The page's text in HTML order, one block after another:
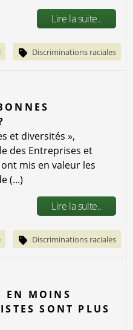
Lire la suite..
Discriminations raciales
et diversités »,
des Entreprises et
mis en valeur les
(...)
Lire la suite..
Discriminations raciales
EN MOINS
SONT PLUS